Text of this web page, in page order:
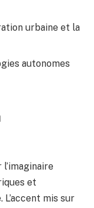
urbaine et la
autonomes
et
L’accent mis sur